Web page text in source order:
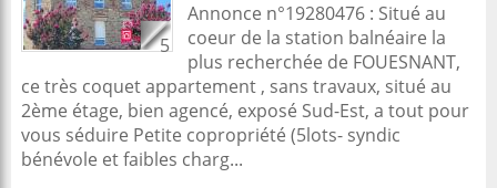
5
Annonce n°19280476 : Situé au
coeur de la station balnéaire la
plus recherchée de FOUESNANT,
ce très coquet appartement , sans travaux, situé au
2ème étage, bien agencé, exposé Sud-Est, a tout pour
vous séduire Petite copropriété (5lots- syndic
bénévole et faibles charg...